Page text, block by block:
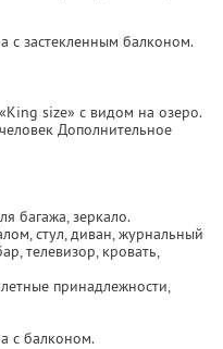
с застекленным балконом.
size» с видом на озеро.
Дополнительное
багажа, зеркало.
стул, диван, журнальный
телевизор, кровать,
принадлежности,
с балконом.